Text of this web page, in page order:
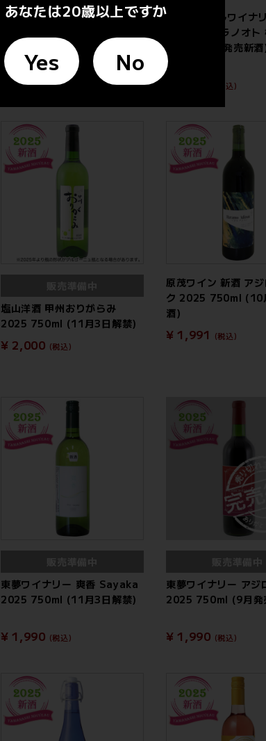
あなたは20歳以上ですか
Yes No
まるき葡萄酒 にごりワイン デ
750ml (9月上旬発売新酒)
¥ 2,090 (税込)
フジクレールワイナ
クレール クラノオ
720ml (8月発売新酒
(税込)
塩山洋酒 甲州おりがらみ
2025 750ml (11月3日解禁)
¥ 2,000 (税込)
原茂ワイン 新酒 ア
ク 2025 750ml (10
酒)
¥ 1,991 (税込)
東夢ワイナリー 爽香 Sayaka
2025 750ml (11月3日解禁)
¥ 1,990 (税込)
東夢ワイナリー アジ
2025 750ml (9月発
¥ 1,990 (税込)